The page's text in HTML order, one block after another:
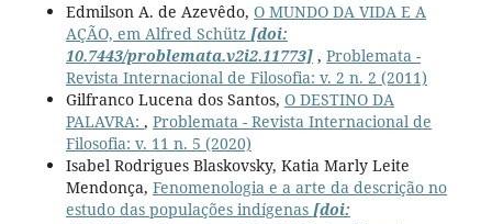
Edmilson A. de Azevêdo, O MUNDO DA VIDA E A
AÇÃO, em Alfred Schütz [doi:
10.7443/problemata.v2i2.11773], Problemata -
Revista Internacional de Filosofia: v. 2 n. 2 (2011)
Gilfranco Lucena dos Santos, O DESTINO DA
PALAVRA: , Problemata - Revista Internacional de
Filosofia: v. 11 n. 5 (2020)
Isabel Rodrigues Blaskovsky, Katia Marly Leite
Mendonça, Fenomenologia e a arte da descrição no
estudo das populações indígenas [doi: